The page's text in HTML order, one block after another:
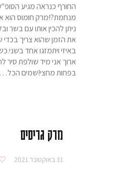
החורף כנראה מגיע
מנחמת?!מרק חומוס הוא
ניתן להכין אותו עם בשר
את הזמן שהוא צריך בכדי
באיזי ויתמזגו אחד
ארוך אני מיד שולפת סיר
בפחות מחצי!שמים הכל…
מרק גריסים
31 באוקטובר 2021